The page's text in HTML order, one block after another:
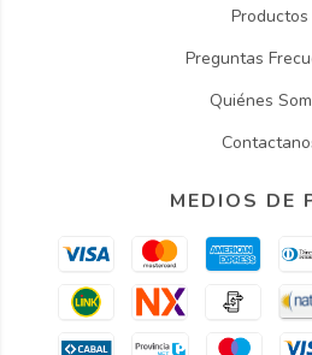
Productos
Preguntas
Quiénes
MEDIOS DE